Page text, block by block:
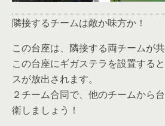
隣接するチームは敵か味方か！
この台座は、隣接する両チームが共
この台座にギガステラを設置する
スが放出されます。
２チーム合同で、他のチームから
衛しましょう！